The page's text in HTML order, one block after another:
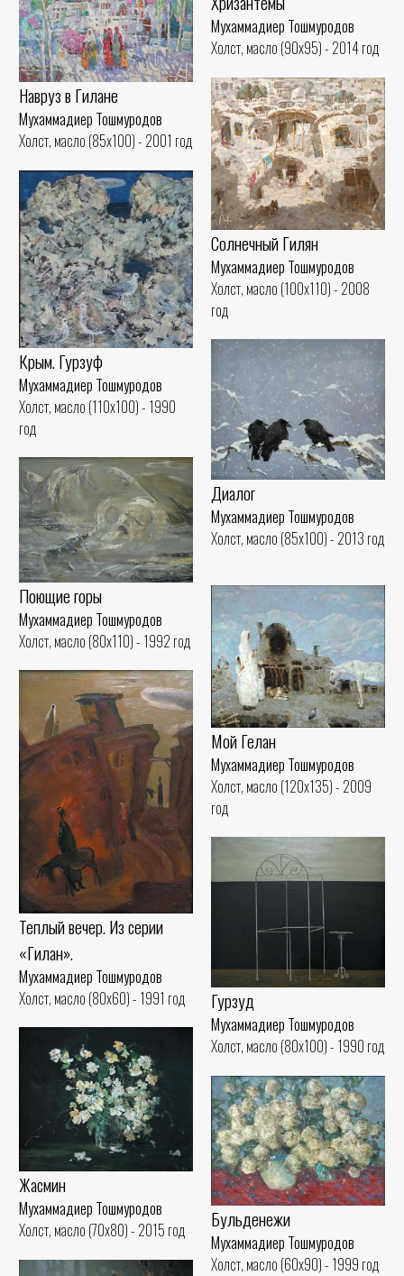
Мухаммадиер Тошмуродов
Холст, масло (90x95) - 2014 год
Навруз в Гилане
Мухаммадиер Тошмуродов
Холст, масло (85x100) - 2001 год
Солнечный Гилян
Мухаммадиер Тошмуродов
Холст, масло (100x110) - 2008
год
Крым. Гурзуф
Мухаммадиер Тошмуродов
Холст, масло (110x100) - 1990
год
Диалог
Мухаммадиер Тошмуродов
Холст, масло (85x100) - 2013 год
Поющие горы
Мухаммадиер Тошмуродов
Холст, масло (80x110) - 1992 год
Мой Гелан
Мухаммадиер Тошмуродов
Холст, масло (120x135) - 2009
год
Теплый вечер. Из серии
«Гилан».
Мухаммадиер Тошмуродов
Холст, масло (80x60) - 1991 год
Гурзуд
Мухаммадиер Тошмуродов
Холст, масло (80x100) - 1990 год
Жасмин
Мухаммадиер Тошмуродов
Холст, масло (70x80) - 2015 год
Бульденежи
Мухаммадиер Тошмуродов
Холст, масло (60x90) - 1999 год